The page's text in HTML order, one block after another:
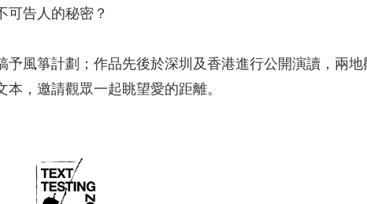
告人的秘密？
予風箏計劃；作品先後於深圳及香港進行公開演讀，兩
，邀請觀眾一起眺望愛的距離。